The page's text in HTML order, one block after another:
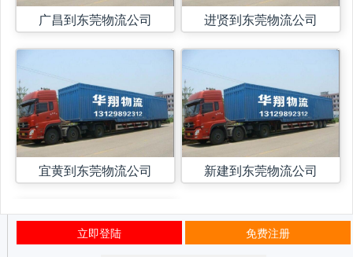
广昌到东莞物流公司
宜黄到东莞物流公司
进贤到东莞物流公司
新建到东莞物流公司
立即登陆 免费注册